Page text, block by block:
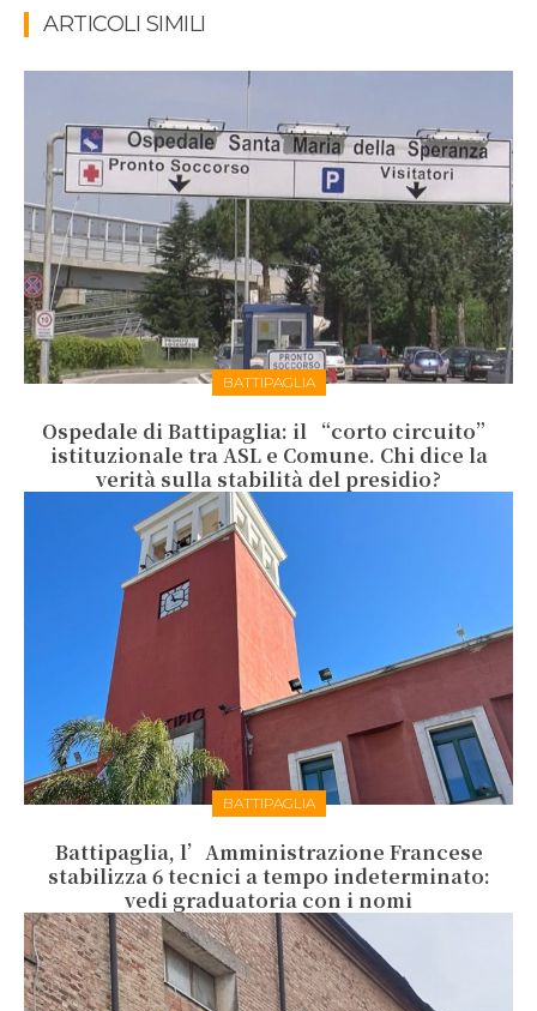
ARTICOLI SIMILI
BATTIPAGLIA
Ospedale di Battipaglia: il “corto circuito”
istituzionale tra ASL e Comune. Chi dice la
verità sulla stabilità del presidio?
BATTIPAGLIA
Battipaglia, l’Amministrazione Francese
stabilizza 6 tecnici a tempo indeterminato:
vedi graduatoria con i nomi